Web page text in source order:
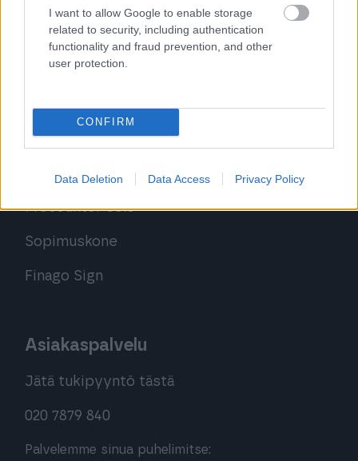
I want to allow Google to enable storage
related to security, including authentication
functionality and fraud prevention, and other
user protection.
CONFIRM
Data Deletion Data Access Privacy Policy
Tutustu Procountor Soloon
Kokeile Sopimuskonetta
Kirjaudu ohjelmistoihin
Procountor
Procountor Solo
Sopimuskone
Finago Sign
Asiakaspalvelu
Jätä tukipyyntö tästä
020 7879 840
Palvelemme sinua puhelimitse: